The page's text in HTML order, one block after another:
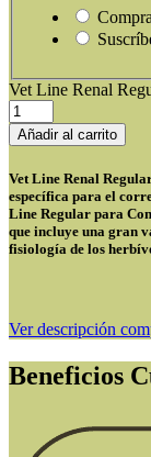
Vet Line Renal
Añadir al carrito
Vet Line Renal
específica para el
Line Regular para
que incluye una gran
fisiología de los
Ver descripción
Beneficios